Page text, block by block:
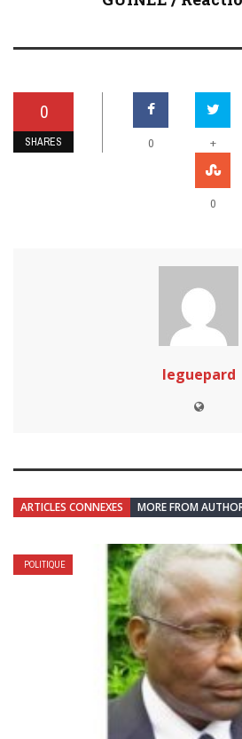
0
SHARES 0 +
0
leguepard
ARTICLES CONNEXES MORE FROM
POLITIQUE